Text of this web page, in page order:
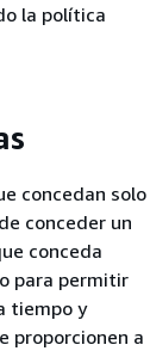
la política
concedan solo
conceder un
conceda
para permitir
tiempo y
proporcionen a